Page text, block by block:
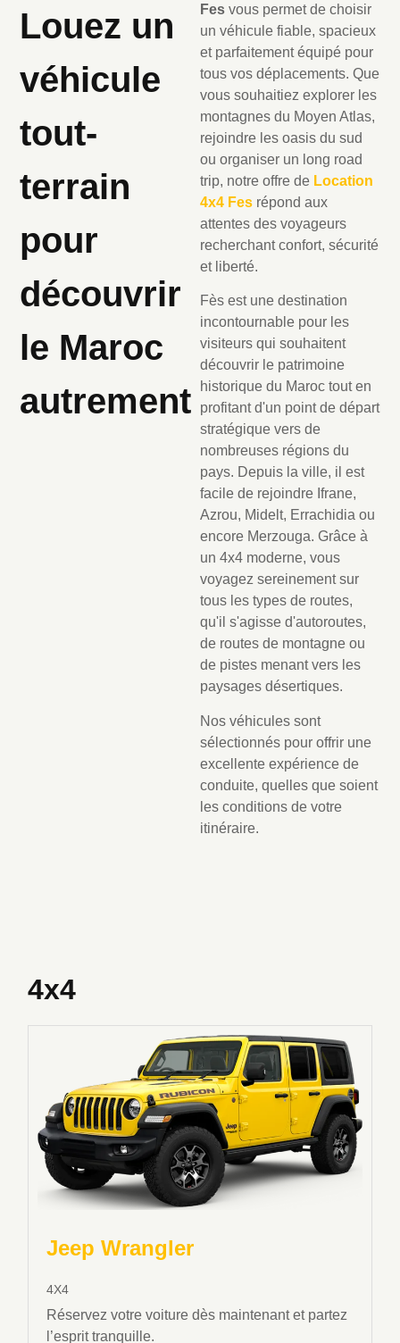
Louez un
véhicule
tout-
terrain
pour
découvrir
le Maroc
autrement
Fes vous permet de choisir
un véhicule fiable, spacieux
et parfaitement équipé pour
tous vos déplacements. Que
vous souhaitiez explorer les
montagnes du Moyen Atlas,
rejoindre les oasis du sud
ou organiser un long road
trip, notre offre de Location
4x4 Fes répond aux
attentes des voyageurs
recherchant confort, sécurité
et liberté.
Fès est une destination
incontournable pour les
visiteurs qui souhaitent
découvrir le patrimoine
historique du Maroc tout en
profitant d'un point de départ
stratégique vers de
nombreuses régions du
pays. Depuis la ville, il est
facile de rejoindre Ifrane,
Azrou, Midelt, Errachidia ou
encore Merzouga. Grâce à
un 4x4 moderne, vous
voyagez sereinement sur
tous les types de routes,
qu'il s'agisse d'autoroutes,
de routes de montagne ou
de pistes menant vers les
paysages désertiques.
Nos véhicules sont
sélectionnés pour offrir une
excellente expérience de
conduite, quelles que soient
les conditions de votre
itinéraire.
4x4
Jeep Wrangler
4X4
Réservez votre voiture dès maintenant et partez
l’esprit tranquille.